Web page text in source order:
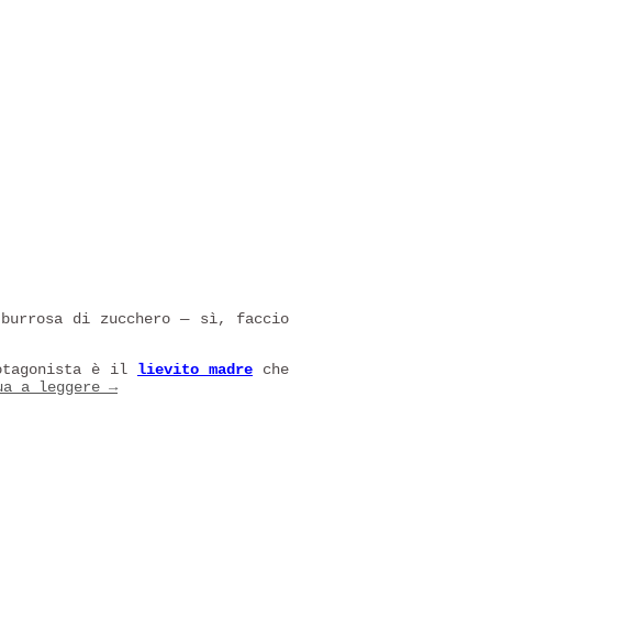
di zucchero — sì, faccio
è il lievito madre che
a leggere →